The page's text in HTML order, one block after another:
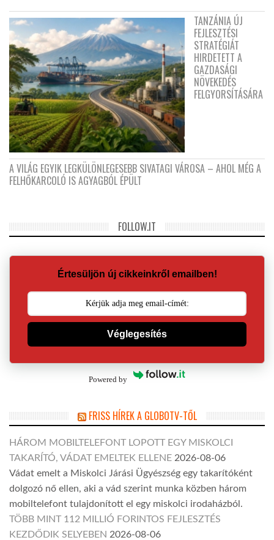
TANZÁNIA ÚJ
FEJLESZTÉSI
STRATÉGIÁT
HIRDETETT A
GAZDASÁGI
NÖVEKEDÉS
FELGYORSÍTÁSÁRA
A VILÁG EGYIK LEGKÜLÖNLEGESEBB SIVATAGI VÁROSA – AHOL MÉG A
FELHŐKARCOLÓ IS AGYAGBÓL ÉPÜLT
FOLLOW.IT
Értesüljön új cikkeinkről emailben!
Véglegesítés
Powered by
FRISS HÍREK A GLOBOTV-TŐL
HÁROM MOBILTELEFONT LOPOTT EGY MISKOLCI
TAKARÍTÓ, VÁDAT EMELTEK ELLENE 2026-08-06
Vádat emelt a Miskolci Járási Ügyészség egy takarítóként
dolgozó nő ellen, aki a vád szerint munka közben három
mobiltelefont tulajdonított el egy miskolci irodaházból.
TÖBB MINT 112 MILLIÓ FORINTOS FEJLESZTÉS
KEZDŐDIK SELYEBEN 2026-08-06